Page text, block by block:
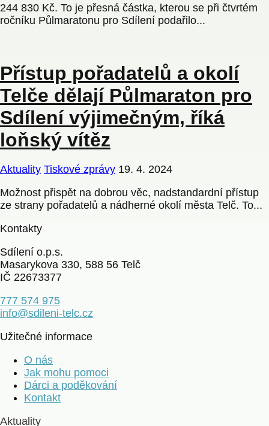
244 830 Kč. To je přesná částka, kterou se při čtvrtém
ročníku Půlmaratonu pro Sdílení podařilo...
Přístup pořadatelů a okolí
Telče dělají Půlmaraton pro
Sdílení výjimečným, říká
loňský vítěz
Aktuality Tiskové zprávy 19. 4. 2024
Možnost přispět na dobrou věc, nadstandardní přístup
ze strany pořadatelů a nádherné okolí města Telč. To...
Kontakty
Sdílení o.p.s.
Masarykova 330, 588 56 Telč
IČ 22673377
777 574 975
info@sdileni-telc.cz
Užitečné informace
O nás
Jak mohu pomoci
Dárci a poděkování
Kontakt
Aktuality